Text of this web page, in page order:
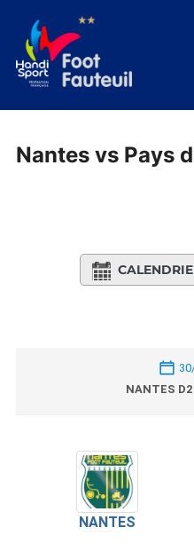
contenu
Nantes vs Pays
NANTES D2
NANTES